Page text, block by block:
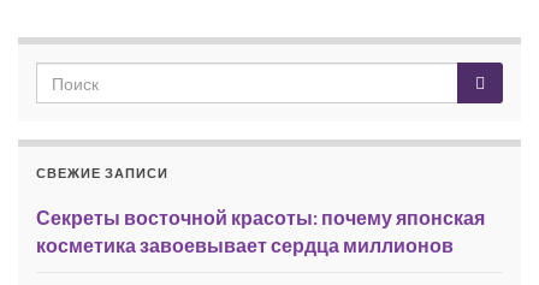
СВЕЖИЕ ЗАПИСИ
Секреты восточной красоты: почему японская
косметика завоевывает сердца миллионов